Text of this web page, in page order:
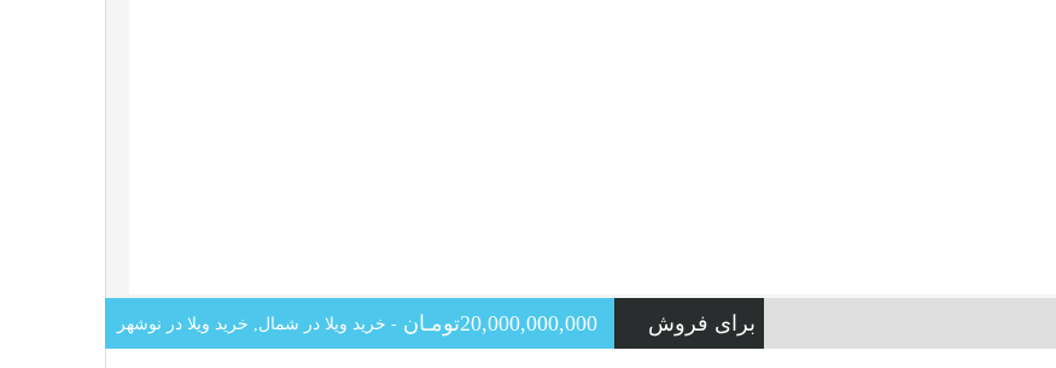
برای فروش 20,000,000,000تومـان - خرید ویلا در شمال, خرید ویلا در نوشهر